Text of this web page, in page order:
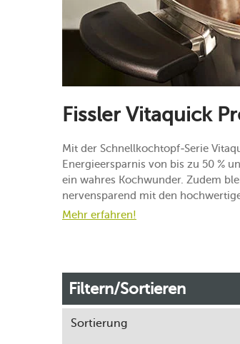
Fissler Vitaquick
Mit der Schnellkochtopf-Serie
Energieersparnis von bis zu 50 %
ein wahres Kochwunder. Zudem
nervensparend mit den
Mehr erfahren!
Filtern/Sortieren
Sortierung